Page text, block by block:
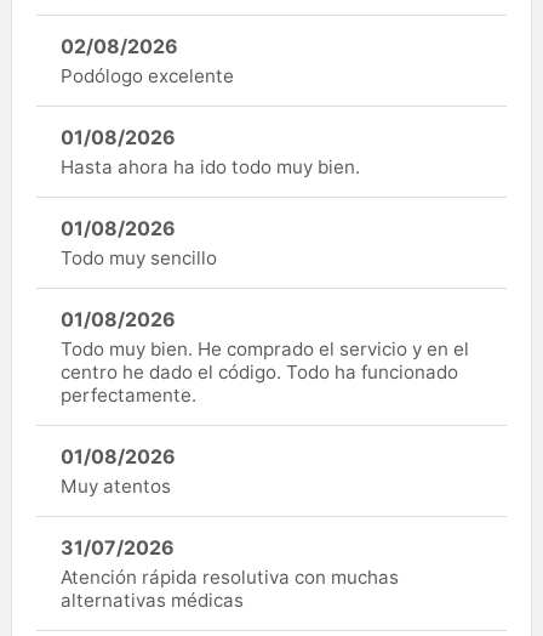
02/08/2026
Podólogo excelente
01/08/2026
Hasta ahora ha ido todo muy bien.
01/08/2026
Todo muy sencillo
01/08/2026
Todo muy bien. He comprado el servicio y en el
centro he dado el código. Todo ha funcionado
perfectamente.
01/08/2026
Muy atentos
31/07/2026
Atención rápida resolutiva con muchas
alternativas médicas